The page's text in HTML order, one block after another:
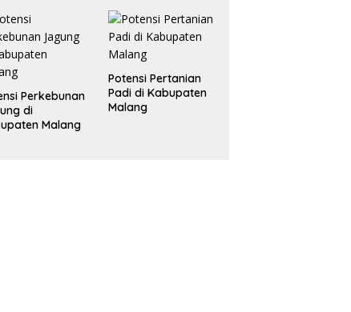
Terjadi
Perkebunan
di
Malang
Potensi Pertanian
Padi di Kabupaten
Malang